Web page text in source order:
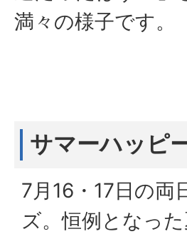
満々の様子です。
サマーハッピ
7月16・17日の両
ズ。恒例となっ